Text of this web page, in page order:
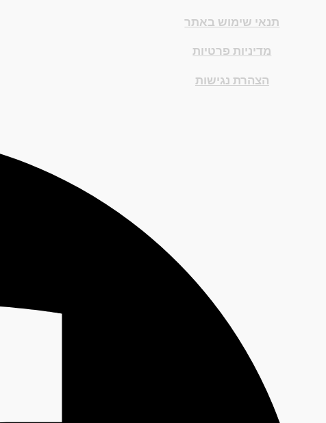
תנאי שימוש באתר
מדיניות פרטיות
הצהרת נגישות